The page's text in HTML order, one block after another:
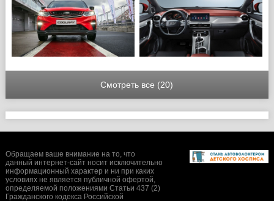
Смотреть все (20)
Обращаем ваше внимание на то, что
данный интернет-сайт носит исключительно
информационный характер и ни при каких
условиях не является публичной офертой,
определяемой положениями Статьи 437 (2)
Гражданского кодекса Российской